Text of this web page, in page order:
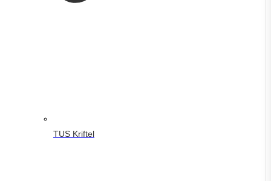
TUS Kriftel